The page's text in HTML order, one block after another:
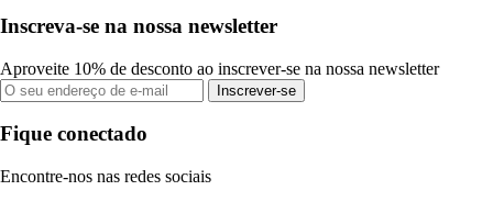
Inscreva-se na nossa newsletter
Aproveite 10% de desconto ao inscrever-se na nossa newsletter
Inscrever-se
Fique conectado
Encontre-nos nas redes sociais